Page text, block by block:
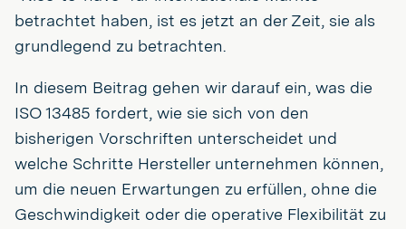
betrachtet haben, ist es jetzt an der Zeit, sie als
grundlegend zu betrachten.
In diesem Beitrag gehen wir darauf ein, was die
ISO 13485 fordert, wie sie sich von den
bisherigen Vorschriften unterscheidet und
welche Schritte Hersteller unternehmen können,
um die neuen Erwartungen zu erfüllen, ohne die
Geschwindigkeit oder die operative Flexibilität zu